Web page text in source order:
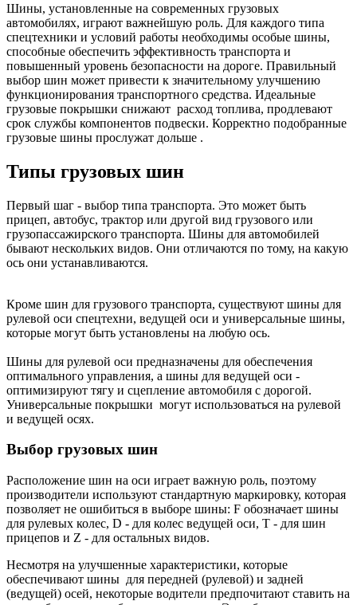
Шины, установленные на современных грузовых
автомобилях, играют важнейшую роль. Для каждого типа
спецтехники и условий работы необходимы особые шины,
способные обеспечить эффективность транспорта и
повышенный уровень безопасности на дороге. Правильный
выбор шин может привести к значительному улучшению
функционирования транспортного средства. Идеальные
грузовые покрышки снижают расход топлива, продлевают
срок службы компонентов подвески. Корректно подобранные
грузовые шины прослужат дольше .
Типы грузовых шин
Первый шаг - выбор типа транспорта. Это может быть
прицеп, автобус, трактор или другой вид грузового или
грузопассажирского транспорта. Шины для автомобилей
бывают нескольких видов. Они отличаются по тому, на какую
ось они устанавливаются.
Кроме шин для грузового транспорта, существуют шины для
рулевой оси спецтехни, ведущей оси и универсальные шины,
которые могут быть установлены на любую ось.
Шины для рулевой оси предназначены для обеспечения
оптимального управления, а шины для ведущей оси -
оптимизируют тягу и сцепление автомобиля с дорогой.
Универсальные покрышки могут использоваться на рулевой
и ведущей осях.
Выбор грузовых шин
Расположение шин на оси играет важную роль, поэтому
производители используют стандартную маркировку, которая
позволяет не ошибиться в выборе шины: F обозначает шины
для рулевых колес, D - для колес ведущей оси, T - для шин
прицепов и Z - для остальных видов.
Несмотря на улучшенные характеристики, которые
обеспечивают шины для передней (рулевой) и задней
(ведущей) осей, некоторые водители предпочитают ставить на